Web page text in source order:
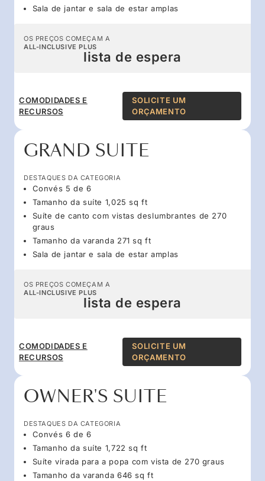
Sala de jantar e sala de estar amplas
OS PREÇOS COMEÇAM A
ALL-INCLUSIVE PLUS
lista de espera
COMODIDADES E
RECURSOS
SOLICITE UM
ORÇAMENTO
GRAND SUITE
DESTAQUES DA CATEGORIA
Convés 5 de 6
Tamanho da suíte 1,025 sq ft
Suíte de canto com vistas deslumbrantes de 270
graus
Tamanho da varanda 271 sq ft
Sala de jantar e sala de estar amplas
OS PREÇOS COMEÇAM A
ALL-INCLUSIVE PLUS
lista de espera
COMODIDADES E
RECURSOS
SOLICITE UM
ORÇAMENTO
OWNER'S SUITE
DESTAQUES DA CATEGORIA
Convés 6 de 6
Tamanho da suíte 1,722 sq ft
Suíte virada para a popa com vista de 270 graus
Tamanho da varanda 646 sq ft